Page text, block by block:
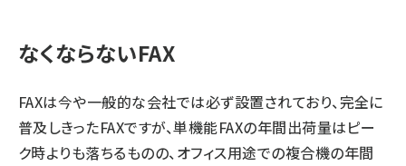
なくならないFAX
FAXは今や一般的な会社では必ず設置されており、完全に
普及しきったFAXですが、単機能FAXの年間出荷量はピー
ク時よりも落ちるものの、オフィス用途での複合機の年間